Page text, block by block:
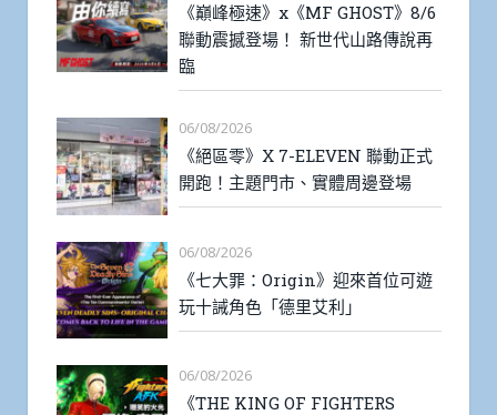
《巔峰極速》x《MF GHOST》8/6
聯動震撼登場！ 新世代山路傳說再
臨
06/08/2026
《絕區零》X 7-ELEVEN 聯動正式
開跑！主題門市、實體周邊登場
06/08/2026
《七大罪：Origin》迎來首位可遊
玩十誡角色「德里艾利」
06/08/2026
《THE KING OF FIGHTERS